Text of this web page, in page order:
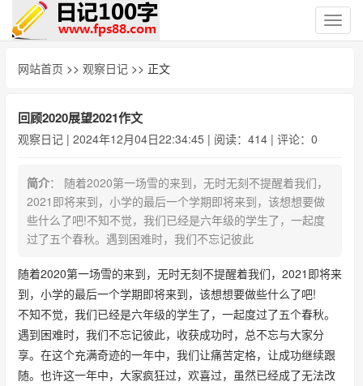
切
换
网站首页 >> 观察日记 >> 正文
回顾2020展望2021作文
观察日记 | 2024年12月04日22:34:45 | 阅读：414 | 评论：0
简介： 随着2020第一场雪的来到，无时无刻不提醒着我们，
2021即将来到，小学的最后一个学期即将来到，该想想要做
些什么了吧!不知不觉，我们已经是六年级的学生了，一起度
过了五个春秋。遇到困难时，我们不忘记彼此
随着2020第一场雪的来到，无时无刻不提醒着我们，2021即将来
到，小学的最后一个学期即将来到，该想想要做些什么了吧!
不知不觉，我们已经是六年级的学生了，一起度过了五个春秋。
遇到困难时，我们不忘记彼此，收获成功时，总不忘与大家分
享。在这个充满奇迹的一年中，我们让痛苦定格，让成功继续跟
随。也许这一年中，大家疯狂过，欢喜过，虽然已经成了无法改